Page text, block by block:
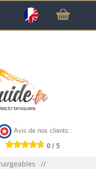
LE MATÉRIEL
Avis de nos clients :
0 / 5